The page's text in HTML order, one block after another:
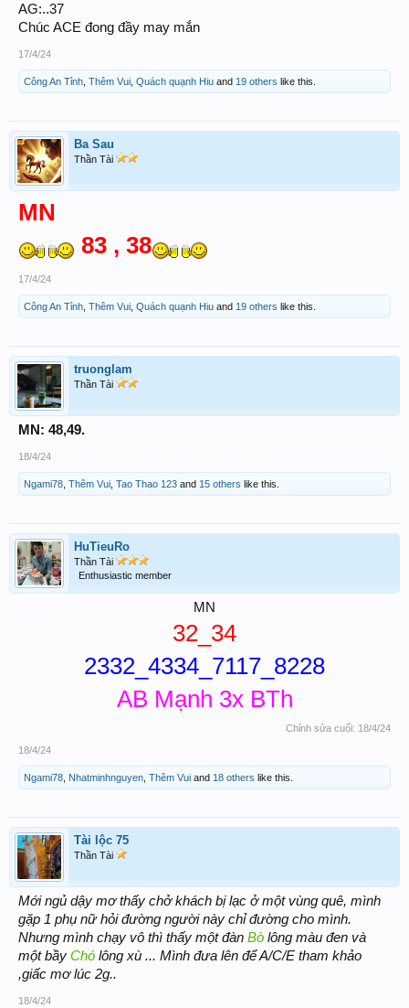
AG:..37
Chúc ACE đong đầy may mắn
17/4/24
Công An Tỉnh Thêm Vui Quách quạnh Hiu and 19 others like this.
Ba Sau
Thần Tài
MN
83 , 38
17/4/24
Công An Tỉnh Thêm Vui Quách quạnh Hiu and 19 others like this.
truonglam
Thần Tài
MN: 48,49.
18/4/24
Ngami78 Thêm Vui Tao Thao 123 and 15 others like this.
HuTieuRo
Thần Tài
Enthusiastic member
MN
32_34
2332_4334_7117_8228
AB Mạnh 3x BTh
Chỉnh sửa cuối: 18/4/24
18/4/24
Ngami78 Nhatminhnguyen Thêm Vui and 18 others like this.
Tài lộc 75
Thần Tài
Mới ngủ dậy mơ thấy chở khách bị lạc ở một vùng quê, mình
gặp 1 phụ nữ hỏi đường người này chỉ đường cho mình.
Nhưng mình chạy vô thì thấy một đàn Bò lông màu đen và
một bầy Chó lông xù ... Mình đưa lên để A/C/E tham khảo
,giấc mơ lúc 2g..
18/4/24